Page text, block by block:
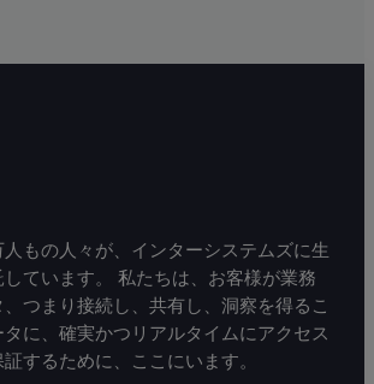
もの人々が、インターシステムズに生
ています。 私たちは、お客様が業務
つまり接続し、共有し、洞察を得るこ
に、確実かつリアルタイムにアクセス
するために、ここにいます。